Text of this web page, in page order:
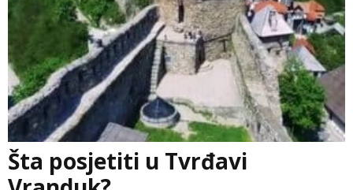
Šta posjetiti u Tvrđavi